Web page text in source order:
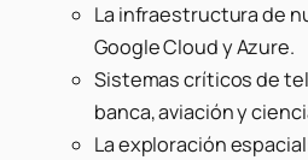
La infraestructura de
Google Cloud y Azure.
Sistemas críticos de
banca, aviación y
La exploración